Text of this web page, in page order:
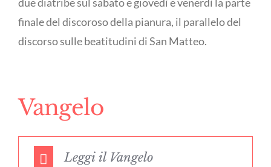
finale del discoroso della pianura, il parallelo del
discorso sulle beatitudini di San Matteo.
Vangelo
Leggi il Vangelo